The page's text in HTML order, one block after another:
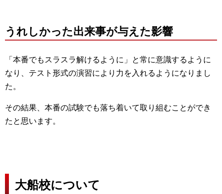
うれしかった出来事が与えた影響
「本番でもスラスラ解けるように」と常に意識するように
なり、テスト形式の演習により力を入れるようになりまし
た。
その結果、本番の試験でも落ち着いて取り組むことができ
たと思います。
大船校について